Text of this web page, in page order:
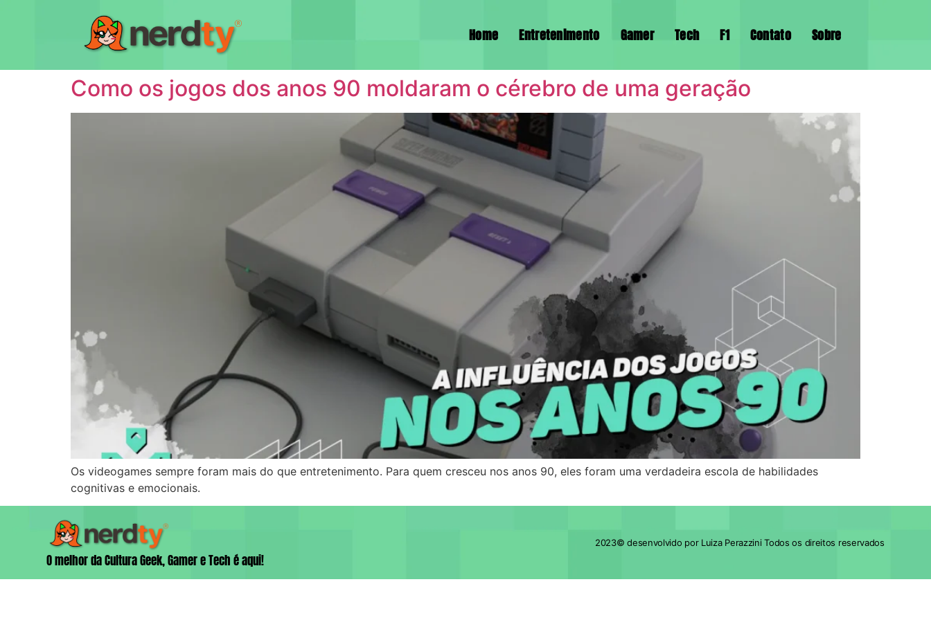
Home Entretenimento Gamer Tech F1 Contato Sobre
Como os jogos dos anos 90 moldaram o cérebro de uma geração
Os videogames sempre foram mais do que entretenimento. Para quem cresceu nos anos 90, eles foram uma verdadeira escola de habilidades
cognitivas e emocionais.
O melhor da Cultura Geek, Gamer e Tech é aqui!
2023© desenvolvido por Luiza Perazzini Todos os direitos reservados